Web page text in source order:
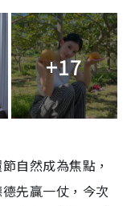
+17
自然成為焦點，
先贏一仗，今次